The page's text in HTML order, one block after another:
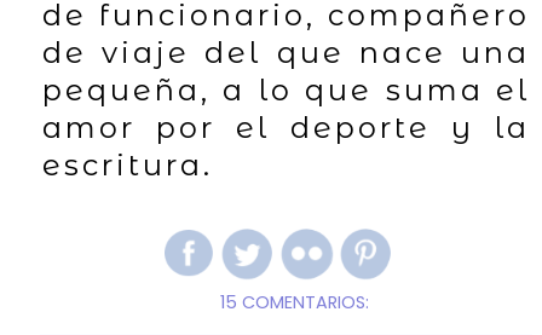
de funcionario, compañero
de viaje del que nace una
pequeña, a lo que suma el
amor por el deporte y la
escritura.
15 COMENTARIOS: